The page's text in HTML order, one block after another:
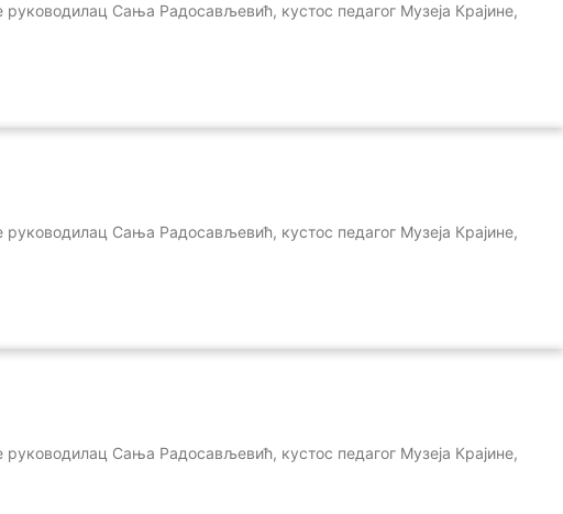
руководилац Сања Радосављевић, кустос педагог Музеја Крајине,
руководилац Сања Радосављевић, кустос педагог Музеја Крајине,
руководилац Сања Радосављевић, кустос педагог Музеја Крајине,